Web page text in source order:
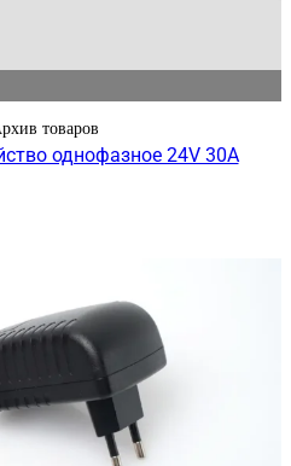
товаров
однофазное 24V 30А